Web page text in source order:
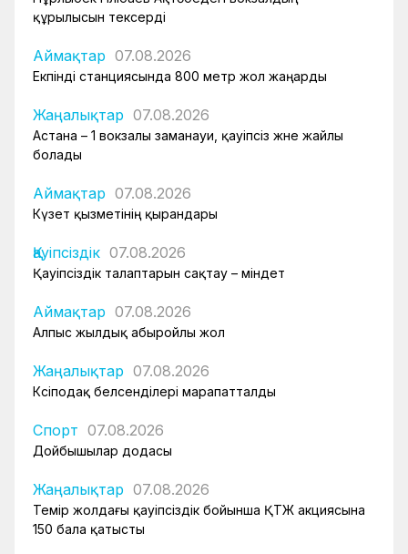
құрылысын тексерді
Аймақтар 07.08.2026
Екпінді станциясында 800 метр жол жаңарды
Жаңалықтар 07.08.2026
Астана – 1 вокзалы заманауи, қауіпсіз және жайлы
болады
Аймақтар 07.08.2026
Күзет қызметінің қырандары
Қауіпсіздік 07.08.2026
Қауіпсіздік талаптарын сақтау – міндет
Аймақтар 07.08.2026
Алпыс жылдық абыройлы жол
Жаңалықтар 07.08.2026
Кәсіподақ белсенділері марапатталды
Спорт 07.08.2026
Дойбышылар додасы
Жаңалықтар 07.08.2026
Темір жолдағы қауіпсіздік бойынша ҚТЖ акциясына
150 бала қатысты